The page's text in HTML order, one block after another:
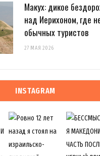
Макух: дикое
над Иерихоном, где
обычных туристов
27 МАЯ 2026
INSTAGRAM